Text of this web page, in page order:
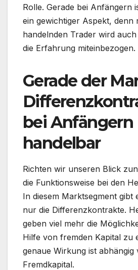
Rolle. Gerade bei Anfängern
ein gewichtiger Aspekt, denn
handelnden Trader wird
die Erfahrung miteinbezogen.
Gerade der
bei Anfängern
handelbar
Richten wir unseren Blick
die Funktionsweise bei den
In diesem Marktsegment gibt
nur die Differenzkontrakte.
geben viel mehr die
Hilfe von fremden Kapital zu
genaue Wirkung ist abhängig
Fremdkapital.